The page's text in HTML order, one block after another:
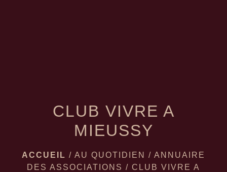
CLUB VIVRE A
MIEUSSY
ACCUEIL / AU QUOTIDIEN / ANNUAIRE
DES ASSOCIATIONS / CLUB VIVRE A